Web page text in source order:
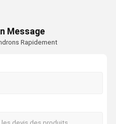
Message
Rapidement